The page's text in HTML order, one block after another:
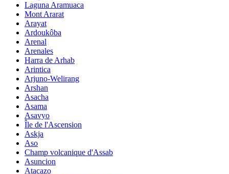
Laguna Aramuaca
Mont Ararat
Arayat
Ardoukôba
Arenal
Arenales
Harra de Arhab
Arintica
Arjuno-Welirang
Arshan
Asacha
Asama
Asavyo
Île de l'Ascension
Askja
Aso
Champ volcanique d'Assab
Asuncion
Atacazo